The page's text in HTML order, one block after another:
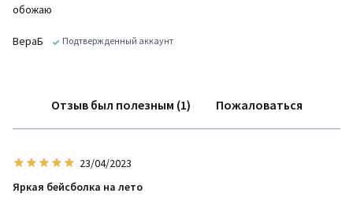
обожаю
ВераБ Подтвержденный аккаунт
Отзыв был полезным (1) Пожаловаться
23/04/2023
Яркая бейсболка на лето